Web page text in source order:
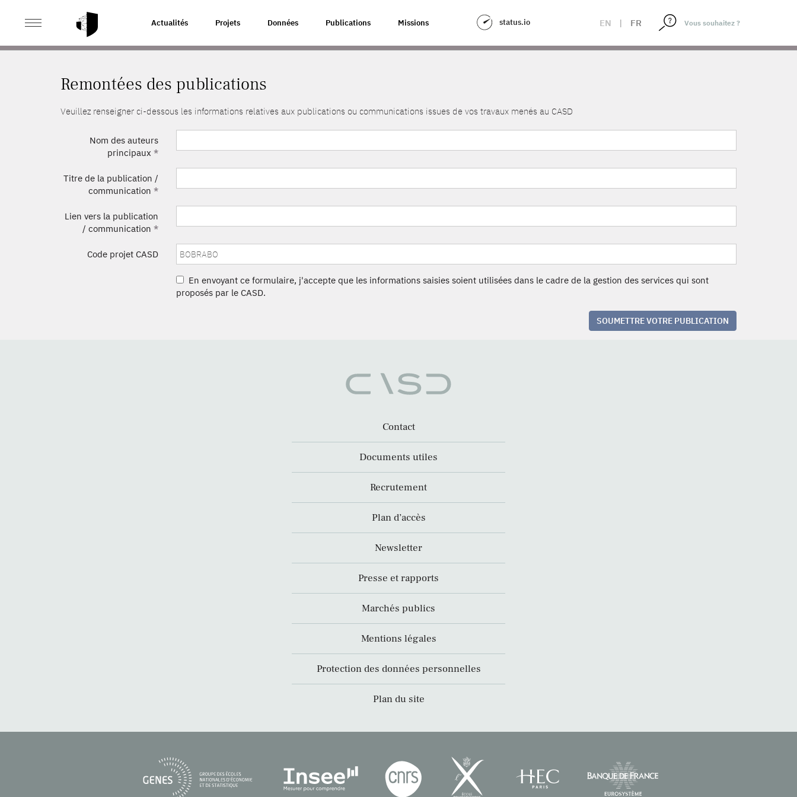
Actualités Projets Données Publications Missions status.io EN | FR
ACCUEIL REMONTÉES DES PUBLICATIONS
Remontées des publications
Veuillez renseigner ci-dessous les informations relatives aux publications ou communications issues de vos travaux menés au CASD
Nom des auteurs
principaux *
Titre de la publication /
communication *
Lien vers la publication
/ communication *
Code projet CASD
En envoyant ce formulaire, j'accepte que les informations saisies soient utilisées dans le cadre de la gestion des services qui sont
proposés par le CASD.
SOUMETTRE VOTRE PUBLICATION
Contact
Documents utiles
Recrutement
Plan d’accès
Newsletter
Presse et rapports
Marchés publics
Mentions légales
Protection des données personnelles
Plan du site